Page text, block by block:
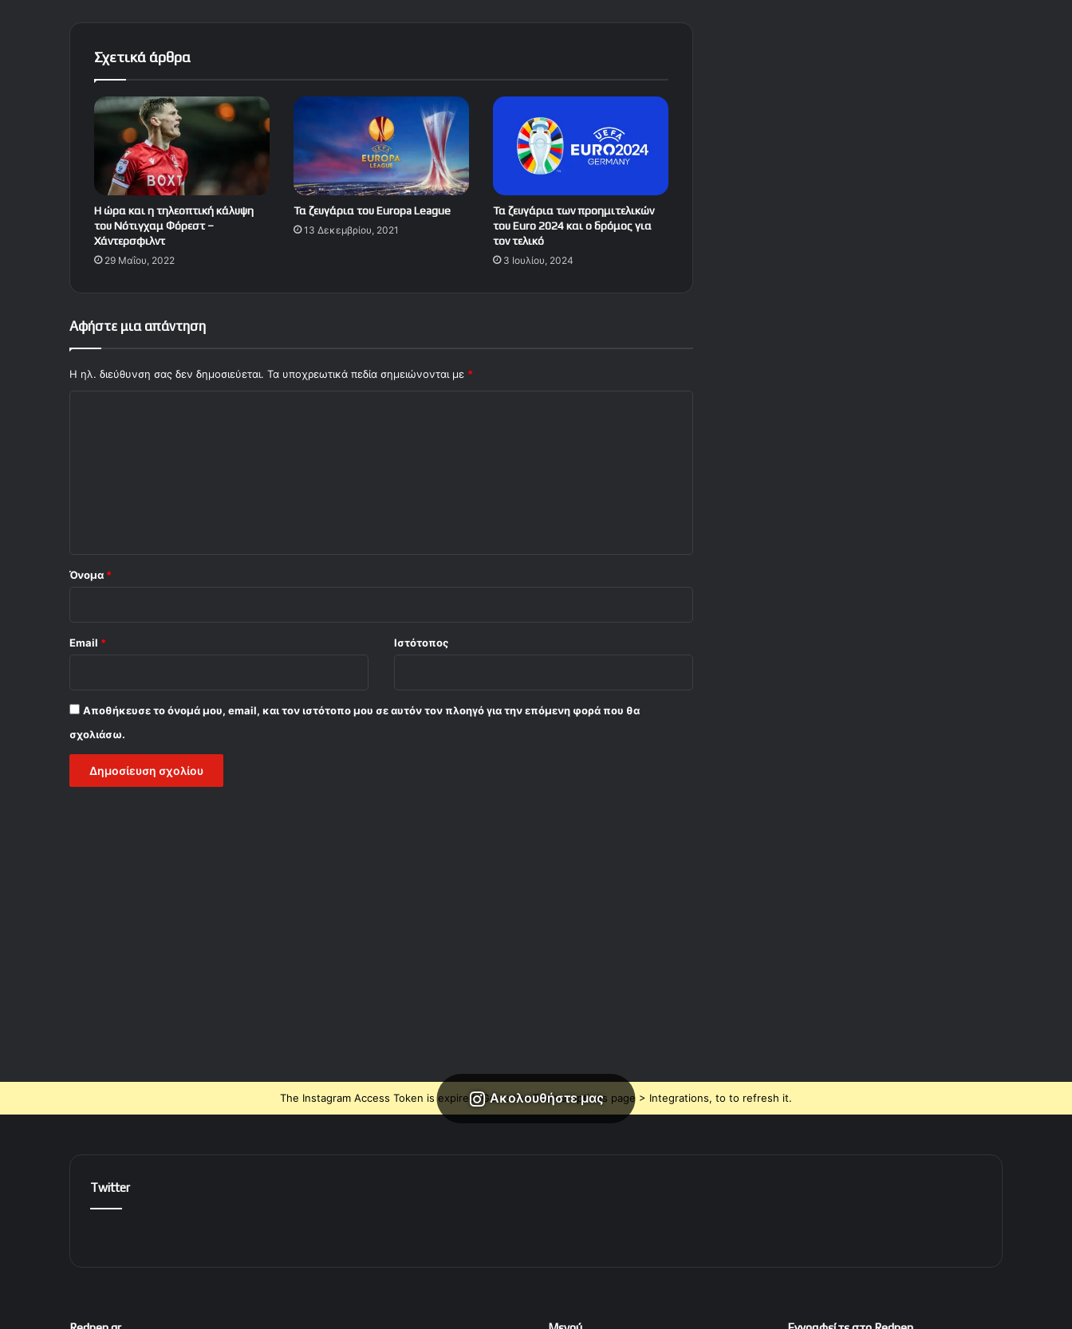
Σχετικά άρθρα
Η ώρα και η τηλεοπτική κάλυψη
του Νότιγχαμ Φόρεστ –
Χάντερσφιλντ
29 Μαΐου, 2022
Τα ζευγάρια του Europa League
13 Δεκεμβρίου, 2021
Τα ζευγάρια των προημιτελικών
του Euro 2024 και ο δρόμος για
τον τελικό
3 Ιουλίου, 2024
Αφήστε μια απάντηση
Η ηλ. διεύθυνση σας δεν δημοσιεύεται. Τα υποχρεωτικά πεδία σημειώνονται με *
Όνομα *
Email * Ιστότοπος
Αποθήκευσε το όνομά μου, email, και τον ιστότοπο μου σε αυτόν τον πλοηγό για την επόμενη φορά που θα
σχολιάσω.
Ακολουθήστε μας
The Instagram Access Token is expired, Go to the Theme options page > Integrations, to to refresh it.
Twitter